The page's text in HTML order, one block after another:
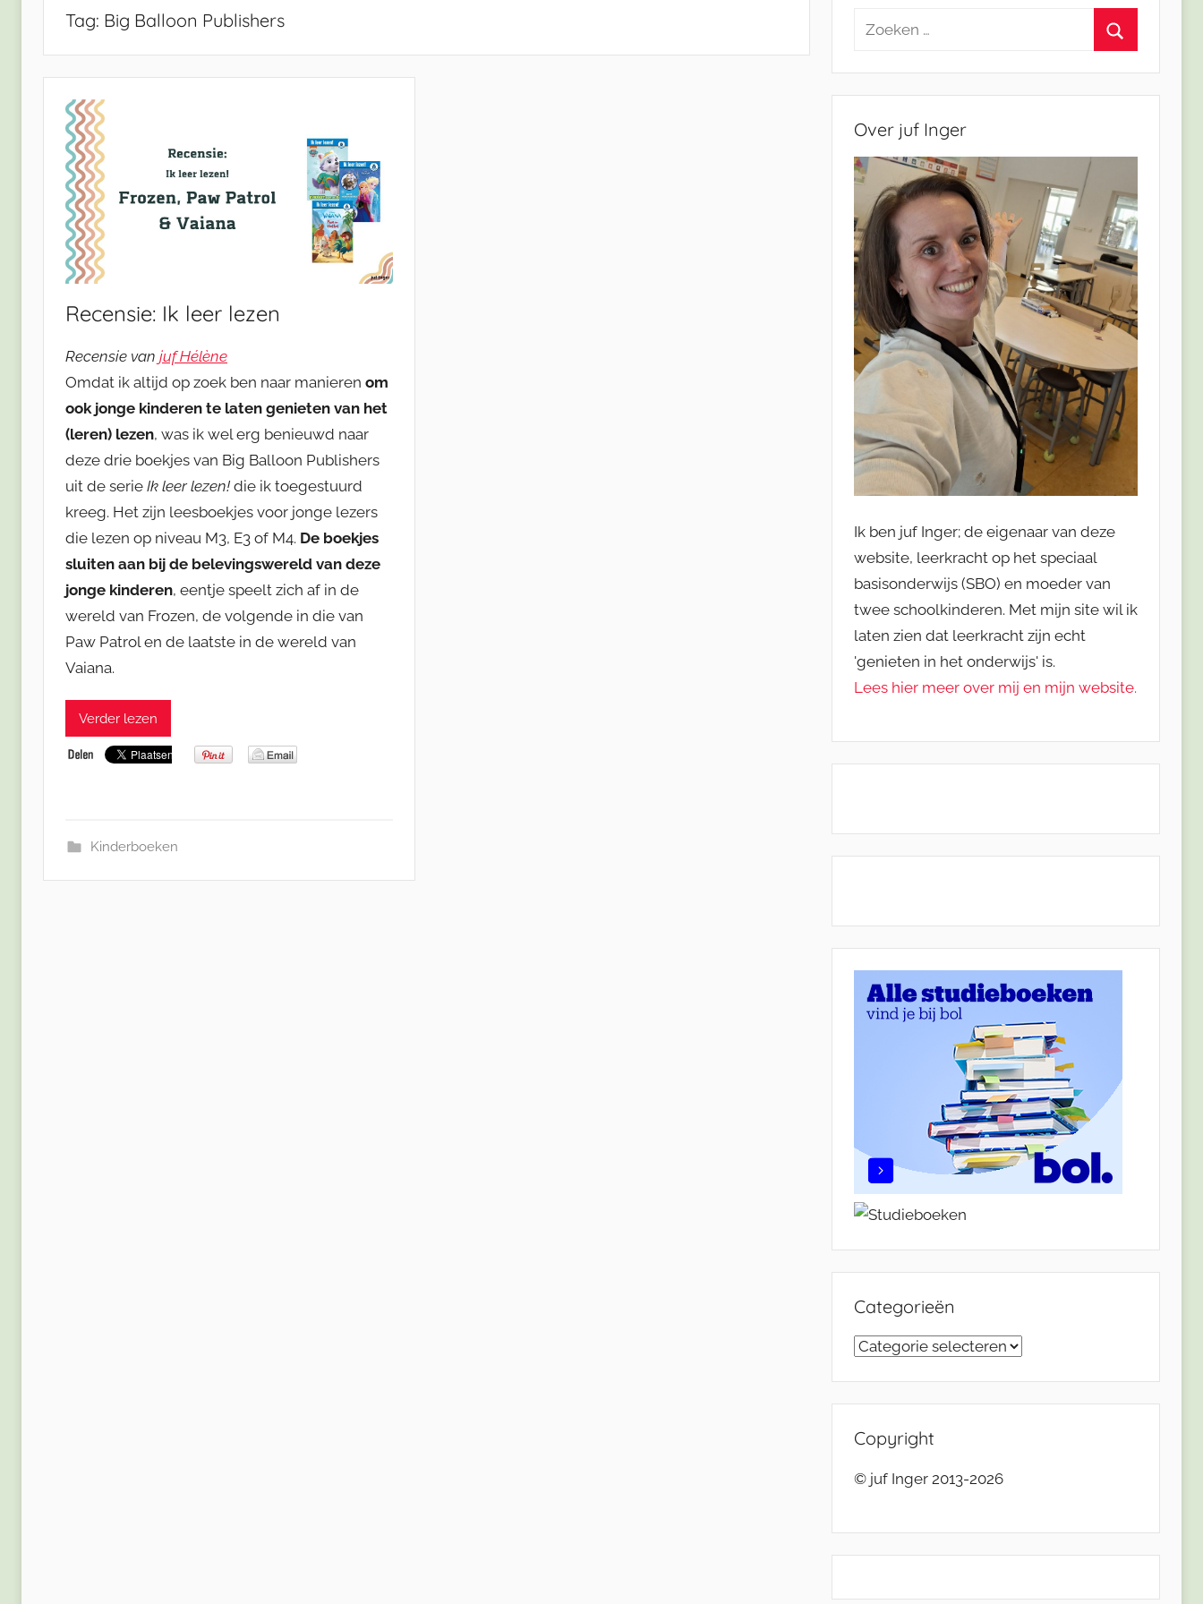
Tag: Big Balloon Publishers
Recensie: Ik leer lezen
Recensie van juf Hélène
Omdat ik altijd op zoek ben naar manieren om
ook jonge kinderen te laten genieten van het
(leren) lezen, was ik wel erg benieuwd naar
deze drie boekjes van Big Balloon Publishers
uit de serie Ik leer lezen! die ik toegestuurd
kreeg. Het zijn leesboekjes voor jonge lezers
die lezen op niveau M3, E3 of M4. De boekjes
sluiten aan bij de belevingswereld van deze
jonge kinderen, eentje speelt zich af in de
wereld van Frozen, de volgende in die van
Paw Patrol en de laatste in de wereld van
Vaiana.
Verder lezen
Kinderboeken
Zoeken
Over juf Inger
Ik ben juf Inger; de eigenaar van deze
website, leerkracht op het speciaal
basisonderwijs (SBO) en moeder van
twee schoolkinderen. Met mijn site wil ik
laten zien dat leerkracht zijn echt
'genieten in het onderwijs' is.
Lees hier meer over mij en mijn website.
Categorieën
Categorieën
Copyright
© juf Inger 2013-2026